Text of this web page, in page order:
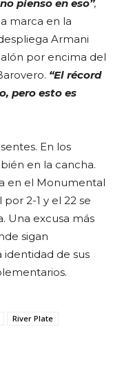
pienso en eso”,
marca en la
Armani
por encima del
“El récord
pero esto es
En los
en la cancha.
en el Monumental
2-1 y el 22 se
Una excusa más
sigan
identidad de sus
River Plate